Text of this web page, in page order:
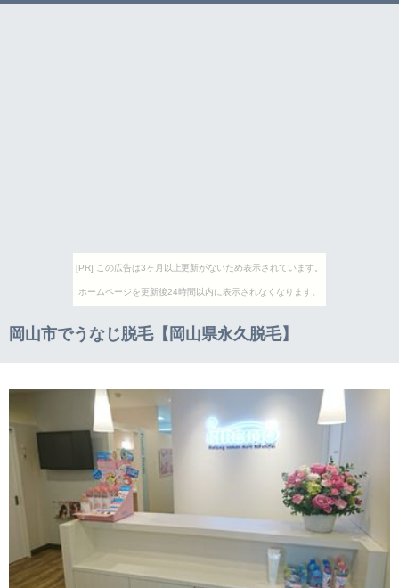
[PR] この広告は3ヶ月以上更新がないため表示されています。
ホームページを更新後24時間以内に表示されなくなります。
岡山市でうなじ脱毛【岡山県永久脱毛】